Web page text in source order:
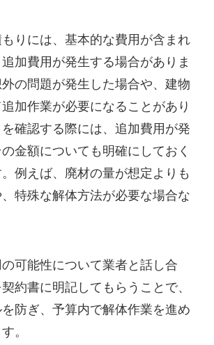
りには、基本的な費用が含まれ
加費用が発生する場合がありま
の問題が発生した場合や、建物
加作業が必要になることがあり
確認する際には、追加費用が発
金額についても明確にしておく
例えば、廃材の量が想定よりも
特殊な解体方法が必要な場合な
可能性について業者と話し合
約書に明記してもらうことで、
防ぎ、予算内で解体作業を進め
。